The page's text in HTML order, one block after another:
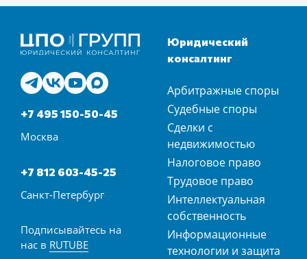
+7 495 150-50-45
Москва
+7 812 603-45-25
Санкт-Петербург
Подписывайтесь на
нас в RUTUBE
Юридический
консалтинг
Арбитражные споры
Судебные споры
Сделки с
недвижимостью
Налоговое право
Трудовое право
Интеллектуальная
собственность
Информационные
технологии и защита